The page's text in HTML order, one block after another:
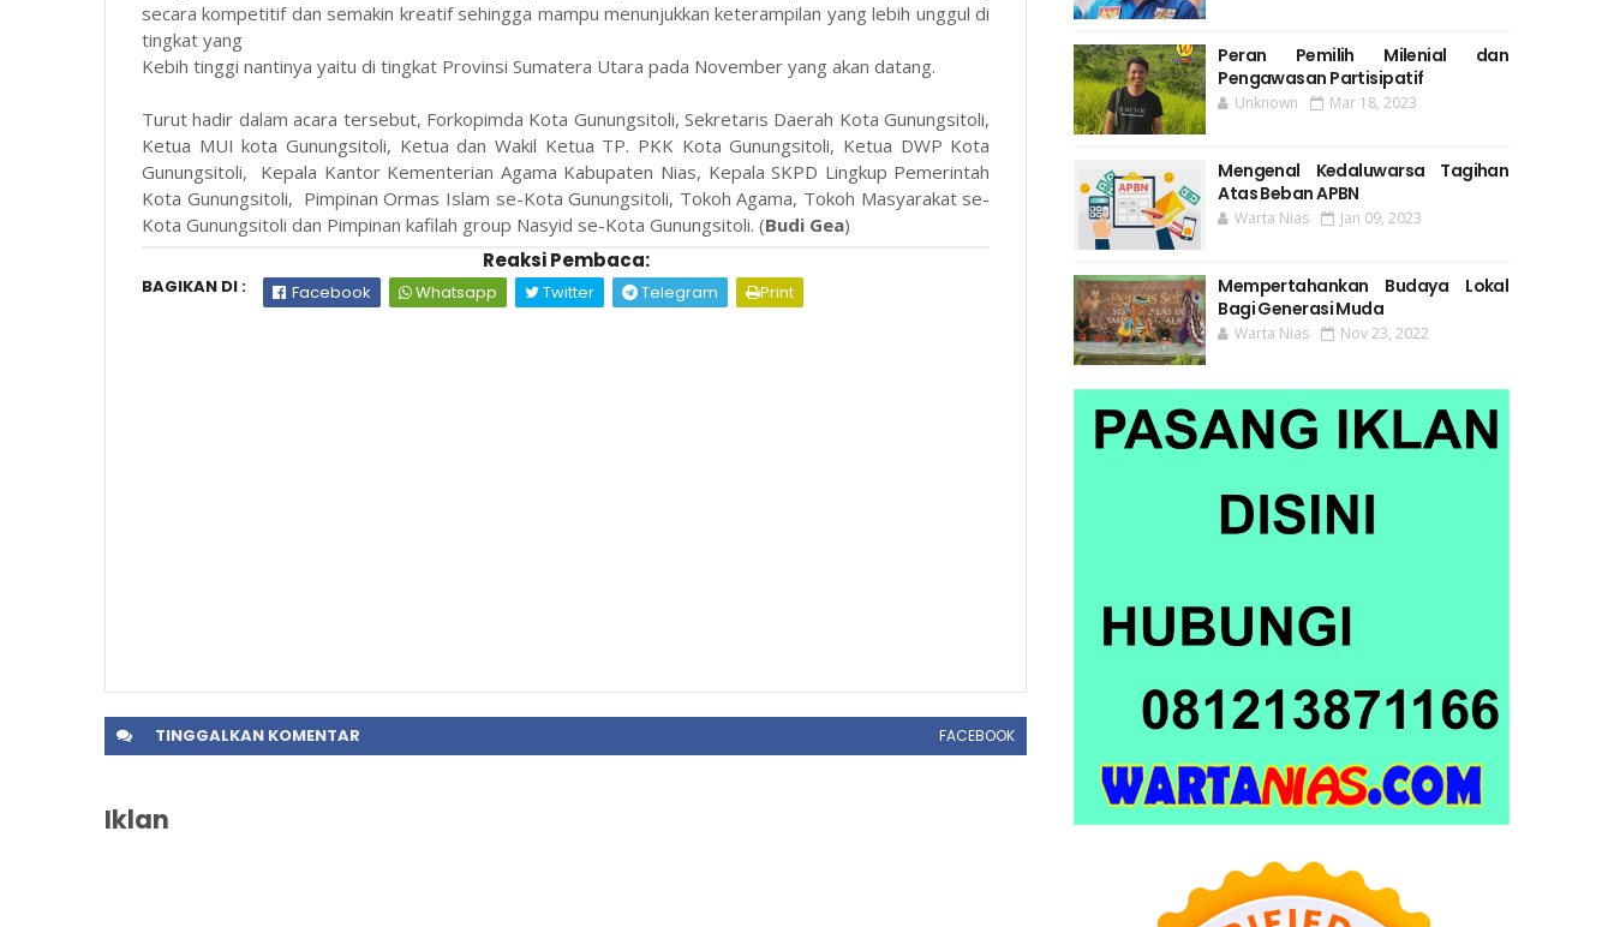
secara kompetitif dan semakin kreatif sehingga mampu menunjukkan keterampilan yang lebih unggul di
tingkat yang
Kebih tinggi nantinya yaitu di tingkat Provinsi Sumatera Utara pada November yang akan datang.
Turut hadir dalam acara tersebut, Forkopimda Kota Gunungsitoli, Sekretaris Daerah Kota Gunungsitoli,
Ketua MUI kota Gunungsitoli, Ketua dan Wakil Ketua TP. PKK Kota Gunungsitoli, Ketua DWP Kota
Gunungsitoli, Kepala Kantor Kementerian Agama Kabupaten Nias, Kepala SKPD Lingkup Pemerintah
Kota Gunungsitoli, Pimpinan Ormas Islam se-Kota Gunungsitoli, Tokoh Agama, Tokoh Masyarakat se-
Kota Gunungsitoli dan Pimpinan kafilah group Nasyid se-Kota Gunungsitoli. (Budi Gea)
Reaksi Pembaca:
BAGIKAN DI : Facebook Whatsapp Twitter Telegram Print
TINGGALKAN KOMENTAR FACEBOOK
Iklan
Peran Pemilih Milenial dan
Pengawasan Partisipatif
Unknown Mar 18, 2023
Mengenal Kedaluwarsa Tagihan
Atas Beban APBN
Warta Nias Jan 09, 2023
Mempertahankan Budaya Lokal
Bagi Generasi Muda
Warta Nias Nov 23, 2022